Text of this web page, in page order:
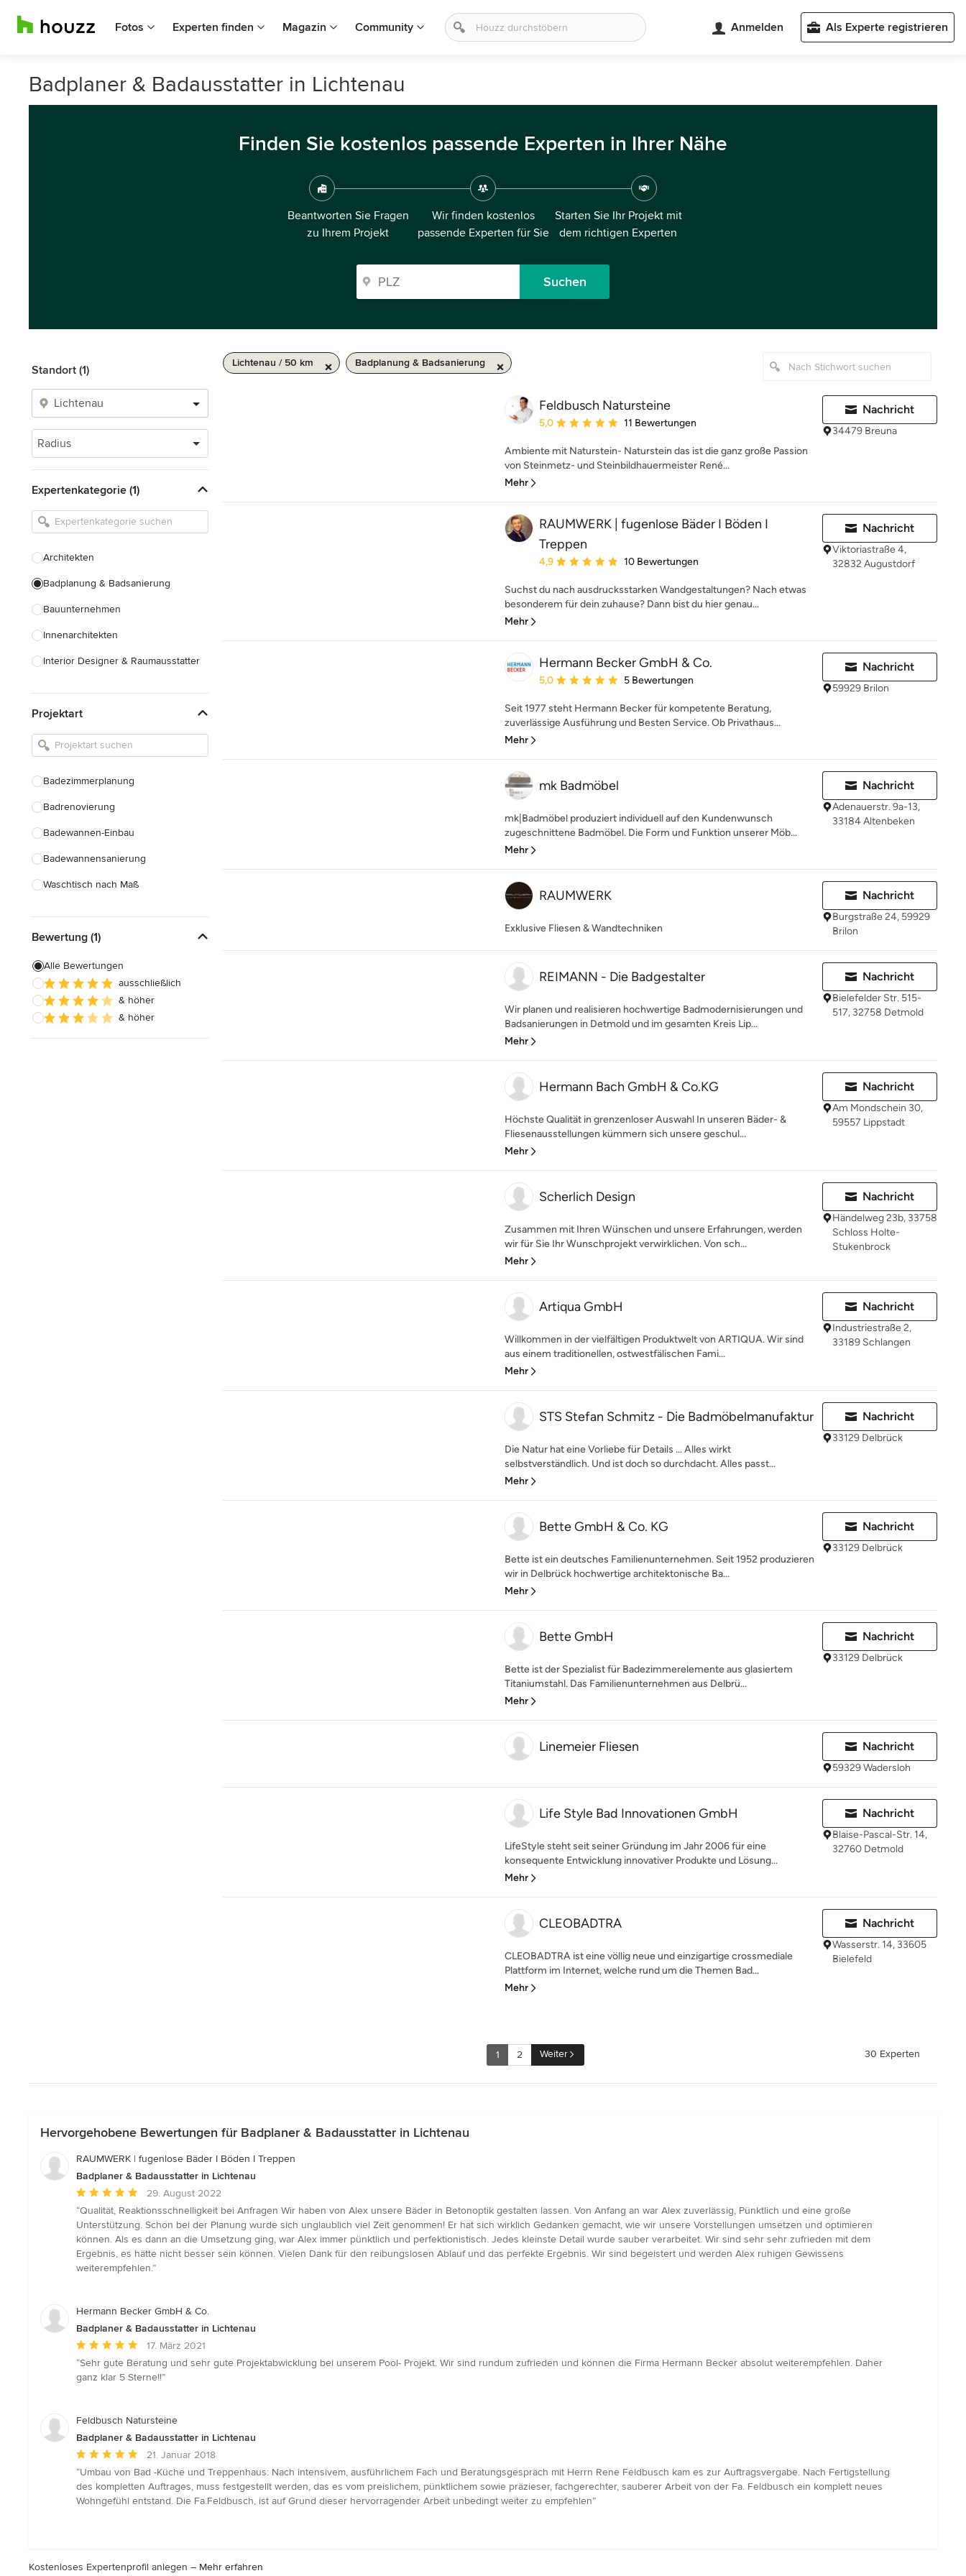
Fotos Experten finden Magazin Community Anmelden Als Experte registrieren
Badplaner & Badausstatter in Lichtenau
Finden Sie kostenlos passende Experten in Ihrer Nähe
Beantworten Sie Fragen
zu Ihrem Projekt
Wir finden kostenlos
passende Experten für Sie
Starten Sie Ihr Projekt mit
dem richtigen Experten
Suchen
Standort (1)
Radius
Expertenkategorie (1)
Architekten
Badplanung & Badsanierung
Bauunternehmen
Innenarchitekten
Interior Designer & Raumausstatter
Landschaftsarchitekten
Armaturen & Sanitärbedarf
Einbauschränke
Projektart
Badezimmerplanung
Badrenovierung
Badewannen-Einbau
Badewannensanierung
Waschtisch nach Maß
Gäste-WC Renovierung
Fugenlose Badezimmer
Badezimmereinbau
Alle anzeigen
Bewertung (1)
Alle Bewertungen
ausschließlich
& höher
& höher
Lichtenau / 50 km Badplanung & Badsanierung
Feldbusch Natursteine
Durchschnittliche Bewertung: 5 von 5 Sternen
5,0 11 Bewertungen
Ambiente mit Naturstein- Naturstein das ist die ganz große Passion
von Steinmetz- und Steinbildhauermeister René...
Mehr
Nachricht
34479 Breuna
RAUMWERK | fugenlose Bäder I Böden I
Treppen
Durchschnittliche Bewertung: 4.9 von 5 Sternen
4,9 10 Bewertungen
Suchst du nach ausdrucksstarken Wandgestaltungen? Nach etwas
besonderem für dein zuhause? Dann bist du hier genau...
Mehr
Nachricht
Viktoriastraße 4,
32832 Augustdorf
Hermann Becker GmbH & Co.
Durchschnittliche Bewertung: 5 von 5 Sternen
5,0 5 Bewertungen
Seit 1977 steht Hermann Becker für kompetente Beratung,
zuverlässige Ausführung und Besten Service. Ob Privathaus...
Mehr
Nachricht
59929 Brilon
mk Badmöbel
mk|Badmöbel produziert individuell auf den Kundenwunsch
zugeschnittene Badmöbel. Die Form und Funktion unserer Möb...
Mehr
Nachricht
Adenauerstr. 9a-13,
33184 Altenbeken
RAUMWERK
Exklusive Fliesen & Wandtechniken
Nachricht
Burgstraße 24, 59929
Brilon
REIMANN - Die Badgestalter
Wir planen und realisieren hochwertige Badmodernisierungen und
Badsanierungen in Detmold und im gesamten Kreis Lip...
Mehr
Nachricht
Bielefelder Str. 515-
517, 32758 Detmold
Hermann Bach GmbH & Co.KG
Höchste Qualität in grenzenloser Auswahl In unseren Bäder- &
Fliesenausstellungen kümmern sich unsere geschul...
Mehr
Nachricht
Am Mondschein 30,
59557 Lippstadt
Scherlich Design
Zusammen mit Ihren Wünschen und unsere Erfahrungen, werden
wir für Sie Ihr Wunschprojekt verwirklichen. Von sch...
Mehr
Nachricht
Händelweg 23b, 33758
Schloss Holte-
Stukenbrock
Artiqua GmbH
Willkommen in der vielfältigen Produktwelt von ARTIQUA. Wir sind
aus einem traditionellen, ostwestfälischen Fami...
Mehr
Nachricht
Industriestraße 2,
33189 Schlangen
STS Stefan Schmitz - Die Badmöbelmanufaktur
Die Natur hat eine Vorliebe für Details … Alles wirkt
selbstverständlich. Und ist doch so durchdacht. Alles passt...
Mehr
Nachricht
33129 Delbrück
Bette GmbH & Co. KG
Bette ist ein deutsches Familienunternehmen. Seit 1952 produzieren
wir in Delbrück hochwertige architektonische Ba...
Mehr
Nachricht
33129 Delbrück
Bette GmbH
Bette ist der Spezialist für Badezimmerelemente aus glasiertem
Titaniumstahl. Das Familienunternehmen aus Delbrü...
Mehr
Nachricht
33129 Delbrück
Linemeier Fliesen Nachricht
59329 Wadersloh
Life Style Bad Innovationen GmbH
LifeStyle steht seit seiner Gründung im Jahr 2006 für eine
konsequente Entwicklung innovativer Produkte und Lösung...
Mehr
Nachricht
Blaise-Pascal-Str. 14,
32760 Detmold
CLEOBADTRA
CLEOBADTRA ist eine völlig neue und einzigartige crossmediale
Plattform im Internet, welche rund um die Themen Bad...
Mehr
Nachricht
Wasserstr. 14, 33605
Bielefeld
1 2 Weiter 30 Experten
Hervorgehobene Bewertungen für Badplaner & Badausstatter in Lichtenau
RAUMWERK | fugenlose Bäder I Böden I Treppen
Badplaner & Badausstatter in Lichtenau
Durchschnittliche
Bewertung:
5
von
5
Sternen
29. August 2022
“Qualität, Reaktionsschnelligkeit bei Anfragen Wir haben von Alex unsere Bäder in Betonoptik gestalten lassen. Von Anfang an war Alex zuverlässig, Pünktlich und eine große
Unterstützung. Schon bei der Planung wurde sich unglaublich viel Zeit genommen! Er hat sich wirklich Gedanken gemacht, wie wir unsere Vorstellungen umsetzen und optimieren
können. Als es dann an die Umsetzung ging, war Alex immer pünktlich und perfektionistisch. Jedes kleinste Detail wurde sauber verarbeitet. Wir sind sehr sehr zufrieden mit dem
Ergebnis, es hätte nicht besser sein können. Vielen Dank für den reibungslosen Ablauf und das perfekte Ergebnis. Wir sind begeistert und werden Alex ruhigen Gewissens
weiterempfehlen.”
Hermann Becker GmbH & Co.
Badplaner & Badausstatter in Lichtenau
Durchschnittliche
Bewertung:
5
Sternen
17. März 2021
“Sehr gute Beratung und sehr gute Projektabwicklung bei unserem Pool- Projekt. Wir sind rundum zufrieden und können die Firma Hermann Becker absolut weiterempfehlen. Daher
ganz klar 5 Sterne!!”
Feldbusch Natursteine
Badplaner & Badausstatter in Lichtenau
Durchschnittliche
Bewertung:
5
von
21. Januar 2018
“Umbau von Bad -Küche und Treppenhaus: Nach intensivem, ausführlichem Fach und Beratungsgespräch mit Herrn Rene Feldbusch kam es zur Auftragsvergabe. Nach Fertigstellung
des kompletten Auftrages, muss festgestellt werden, das es vom preislichem, pünktlichem sowie präzieser, fachgerechter, sauberer Arbeit von der Fa. Feldbusch ein komplett neues
Wohngefühl entstand. Die Fa.Feldbusch, ist auf Grund dieser hervorragender Arbeit unbedingt weiter zu empfehlen”
Kostenloses Expertenprofil anlegen – Mehr erfahren